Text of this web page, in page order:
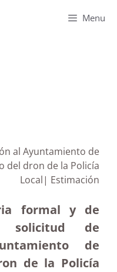
Menu
al Ayuntamiento de
del dron de la Policía
Local| Estimación
formal y de
solicitud de
de
de la Policía